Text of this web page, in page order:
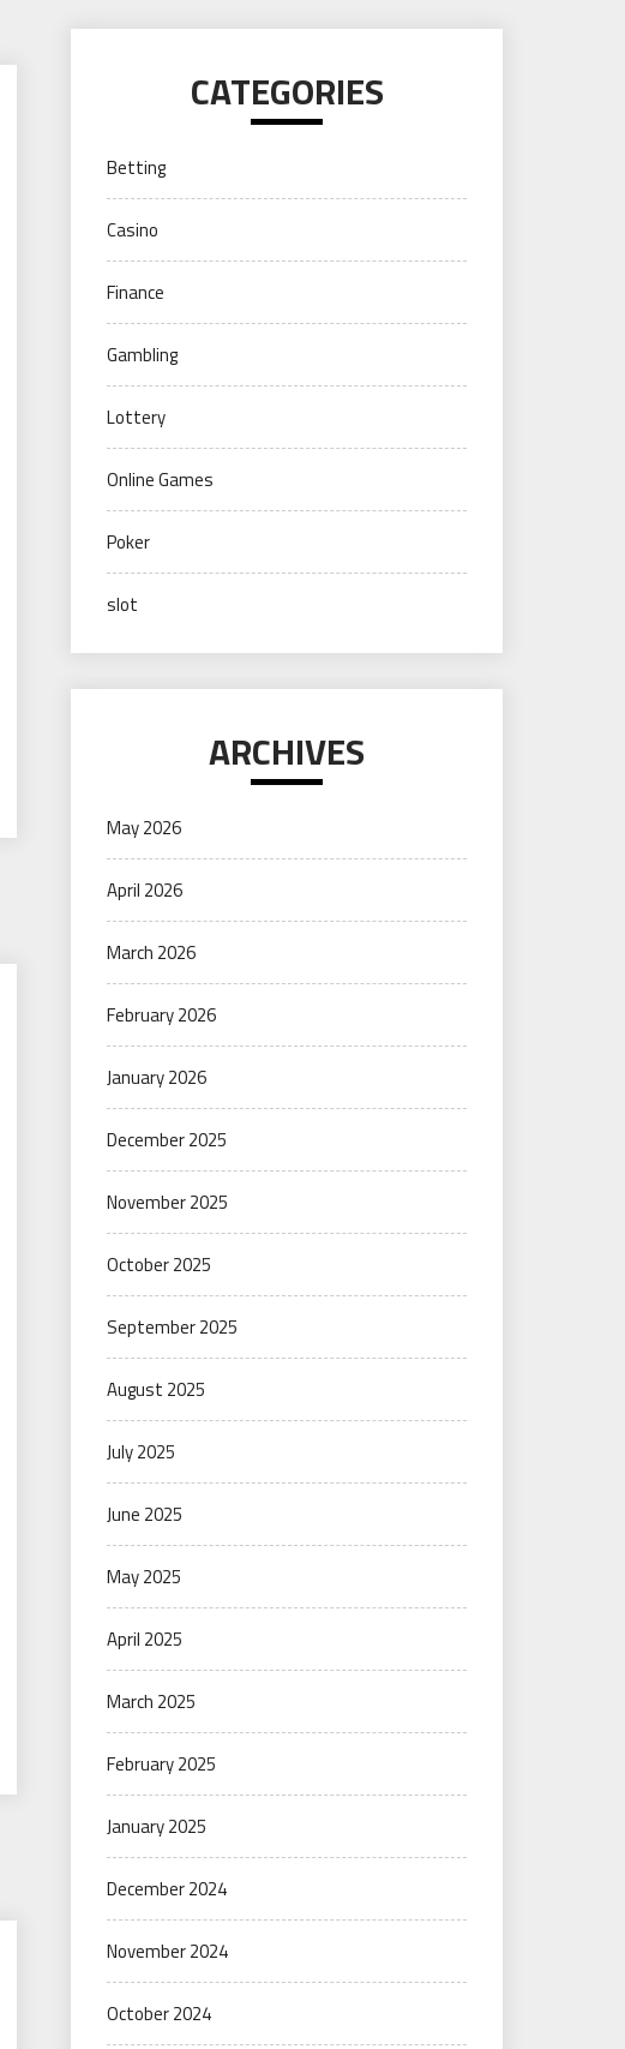
CATEGORIES
Betting
Casino
Finance
Gambling
Lottery
Online Games
Poker
slot
ARCHIVES
May 2026
April 2026
March 2026
February 2026
January 2026
December 2025
November 2025
October 2025
September 2025
August 2025
July 2025
June 2025
May 2025
April 2025
March 2025
February 2025
January 2025
December 2024
November 2024
October 2024